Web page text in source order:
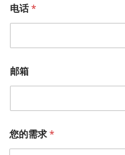
电话*
邮箱
司
*
您的需求*